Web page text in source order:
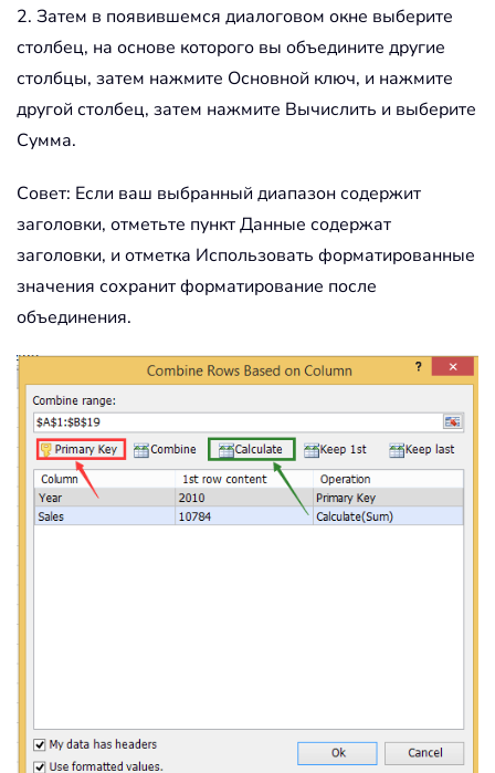
2. Затем в появившемся диалоговом окне выберите
столбец, на основе которого вы объедините другие
столбцы, затем нажмите Основной ключ, и нажмите
другой столбец, затем нажмите Вычислить и выберите
Сумма.
Совет: Если ваш выбранный диапазон содержит
заголовки, отметьте пункт Данные содержат
заголовки, и отметка Использовать форматированные
значения сохранит форматирование после
объединения.